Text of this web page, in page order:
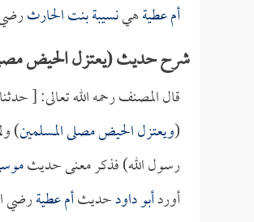
أم عطيةهينسيبة بنت الحارث
شرح حديث (يعتزل الحيض
قال المصنف رحمه الله تعالى: [ حدثنا
(ويعتزل الحيض مصلى المسلمين)
رسول الله) فذكر معنى حديث
أوردأبو داودحديثأم عطيةرضي